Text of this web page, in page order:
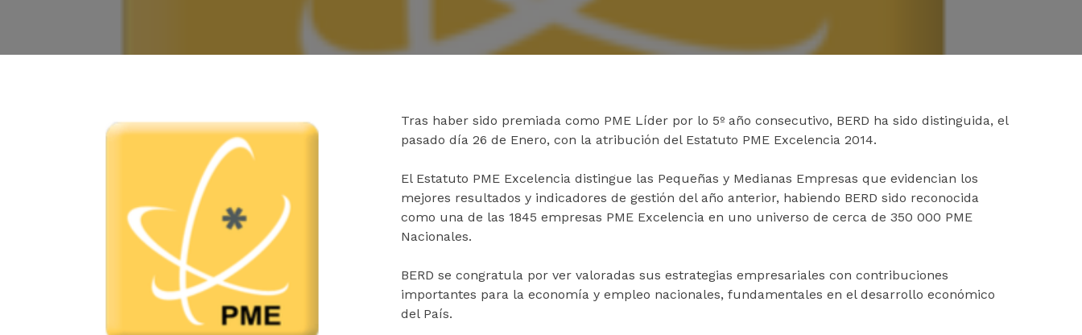
Tras haber sido premiada como PME Líder por lo 5º año consecutivo, BERD ha sido distinguida, el
pasado día 26 de Enero, con la atribución del Estatuto PME Excelencia 2014.
El Estatuto PME Excelencia distingue las Pequeñas y Medianas Empresas que evidencian los
mejores resultados y indicadores de gestión del año anterior, habiendo BERD sido reconocida
como una de las 1845 empresas PME Excelencia en uno universo de cerca de 350 000 PME
Nacionales.
BERD se congratula por ver valoradas sus estrategias empresariales con contribuciones
importantes para la economía y empleo nacionales, fundamentales en el desarrollo económico
del País.
cicap@cicap.pt
www.consumidor.pt